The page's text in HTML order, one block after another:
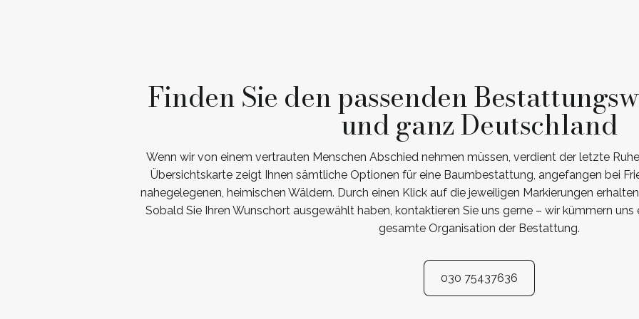
Finden Sie den passenden
und ganz Deutschland
Wenn wir von einem vertrauten Menschen Abschied nehmen müssen, verdient der letzte
Übersichtskarte zeigt Ihnen sämtliche Optionen für eine Baumbestattung, angefangen bei
nahegelegenen, heimischen Wäldern. Durch einen Klick auf die jeweiligen Markierungen
Sobald Sie Ihren Wunschort ausgewählt haben, kontaktieren Sie uns gerne – wir kümmern
gesamte Organisation der Bestattung.
030 75437636